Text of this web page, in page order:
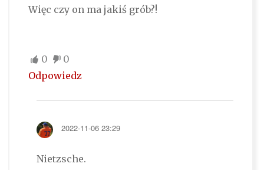
Więc czy on ma jakiś grób?!
0
0
Odpowiedz
2022-11-06 23:29
Nietzsche.